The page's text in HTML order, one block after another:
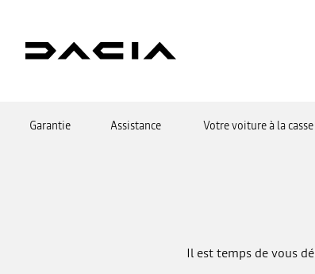
Garantie Assistance Votre voiture à la casse
Il est temps de vous